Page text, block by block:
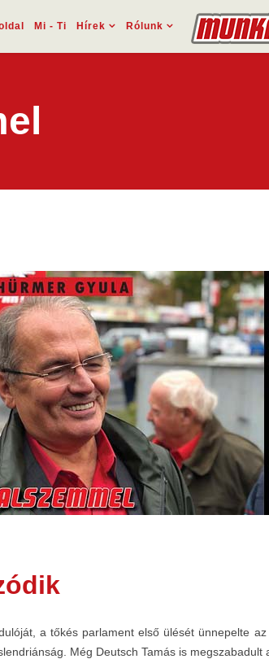
Mi - Ti Hírek Rólunk
a tőkés parlament első ülését ünnepelte
Még Deutsch Tamás is